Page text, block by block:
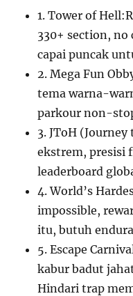
1. Tower of
330+ section,
capai puncak
2. Mega Fun
tema warna-
parkour non-
3. JToH
ekstrem, presisi
leaderboard
4. World’s
impossible,
itu, butuh
5. Escape
kabur badut
Hindari trap